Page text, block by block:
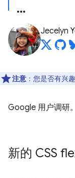
Jecelyn
注意 ：您是否有兴
Google 用户调研。
新的 CSS